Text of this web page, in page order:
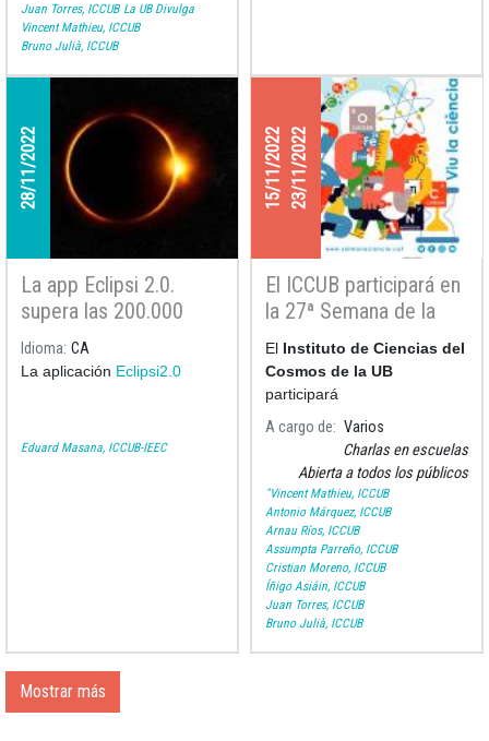
Juan Torres, ICCUB La UB Divulga
Vincent Mathieu, ICCUB
Bruno Julià, ICCUB
28/11/2022
La app Eclipsi 2.0.
supera las 200.000
descargas
Idioma CA
La aplicación Eclipsi2.0
Eduard Masana, ICCUB-IEEC
15/11/202223/11/2022
El ICCUB participará en
la 27ª Semana de la
Ciencia de la FCRI
El Instituto de Ciencias del
Cosmos de la UB
participará
A cargo de
Varios
Charlas en escuelas
Abierta a todos los públicos
"Vincent Mathieu, ICCUB
Antonio Márquez, ICCUB
Arnau Ríos, ICCUB
Assumpta Parreño, ICCUB
Cristian Moreno, ICCUB
Íñigo Asiáin, ICCUB
Juan Torres, ICCUB
Bruno Julià, ICCUB
Mostrar más